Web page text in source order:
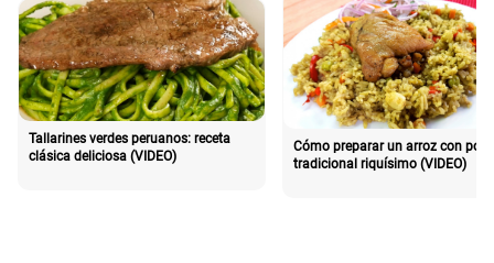
Tallarines verdes peruanos: receta
clásica deliciosa (VIDEO)
Cómo preparar un arroz con pollo
tradicional riquísimo (VIDEO)